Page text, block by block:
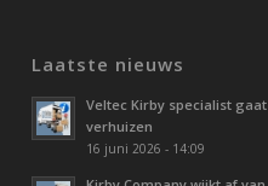
Laatste nieuws
Veltec Kirby specialist gaat
verhuizen
16 juni 2026 - 14:09